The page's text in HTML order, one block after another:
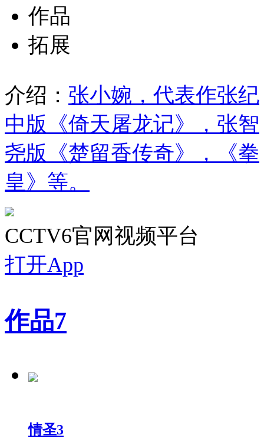
作品
拓展
介绍： 张小婉，代表作张纪
中版《倚天屠龙记》，张智
尧版《楚留香传奇》，《拳
皇》等。
CCTV6官网视频平台
打开App
作品7
情圣3